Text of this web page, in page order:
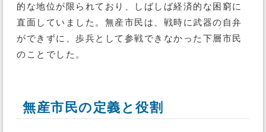
的な地位が限られており、しばしば経済的な困窮に
直面していました。無産市民は、戦時に武器の自弁
ができずに、歩兵として参戦できなかった下層市民
のことでした。
無産市民の定義と役割